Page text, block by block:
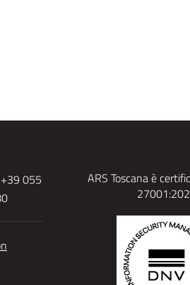
055
ARS Toscana è